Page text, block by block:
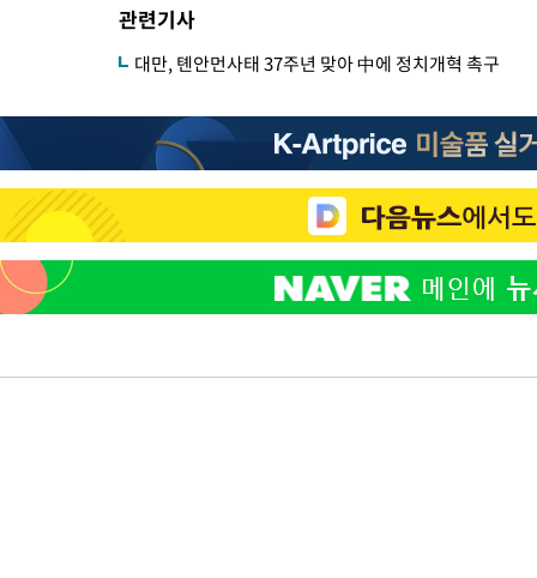
관련기사
대만, 톈안먼사태 37주년 맞아 中에 정치개혁 촉구